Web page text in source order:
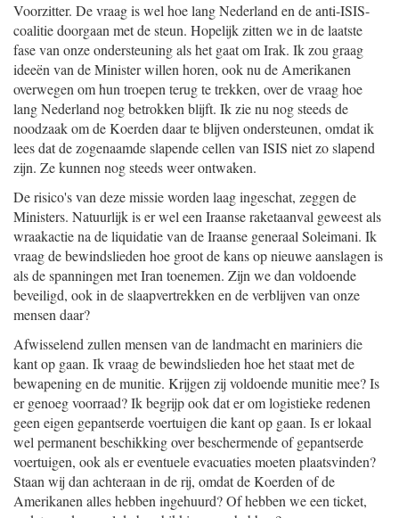
Voorzitter. De vraag is wel hoe lang Nederland en de anti-ISIS-
coalitie doorgaan met de steun. Hopelijk zitten we in de laatste
fase van onze ondersteuning als het gaat om Irak. Ik zou graag
ideeën van de Minister willen horen, ook nu de Amerikanen
overwegen om hun troepen terug te trekken, over de vraag hoe
lang Nederland nog betrokken blijft. Ik zie nu nog steeds de
noodzaak om de Koerden daar te blijven ondersteunen, omdat ik
lees dat de zogenaamde slapende cellen van ISIS niet zo slapend
zijn. Ze kunnen nog steeds weer ontwaken.
De risico's van deze missie worden laag ingeschat, zeggen de
Ministers. Natuurlijk is er wel een Iraanse raketaanval geweest als
wraakactie na de liquidatie van de Iraanse generaal Soleimani. Ik
vraag de bewindslieden hoe groot de kans op nieuwe aanslagen is
als de spanningen met Iran toenemen. Zijn we dan voldoende
beveiligd, ook in de slaapvertrekken en de verblijven van onze
mensen daar?
Afwisselend zullen mensen van de landmacht en mariniers die
kant op gaan. Ik vraag de bewindslieden hoe het staat met de
bewapening en de munitie. Krijgen zij voldoende munitie mee? Is
er genoeg voorraad? Ik begrijp ook dat er om logistieke redenen
geen eigen gepantserde voertuigen die kant op gaan. Is er lokaal
wel permanent beschikking over beschermende of gepantserde
voertuigen, ook als er eventuele evacuaties moeten plaatsvinden?
Staan wij dan achteraan in de rij, omdat de Koerden of de
Amerikanen alles hebben ingehuurd? Of hebben we een ticket,